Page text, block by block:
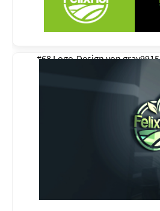
#68 Logo-Design vongray9915